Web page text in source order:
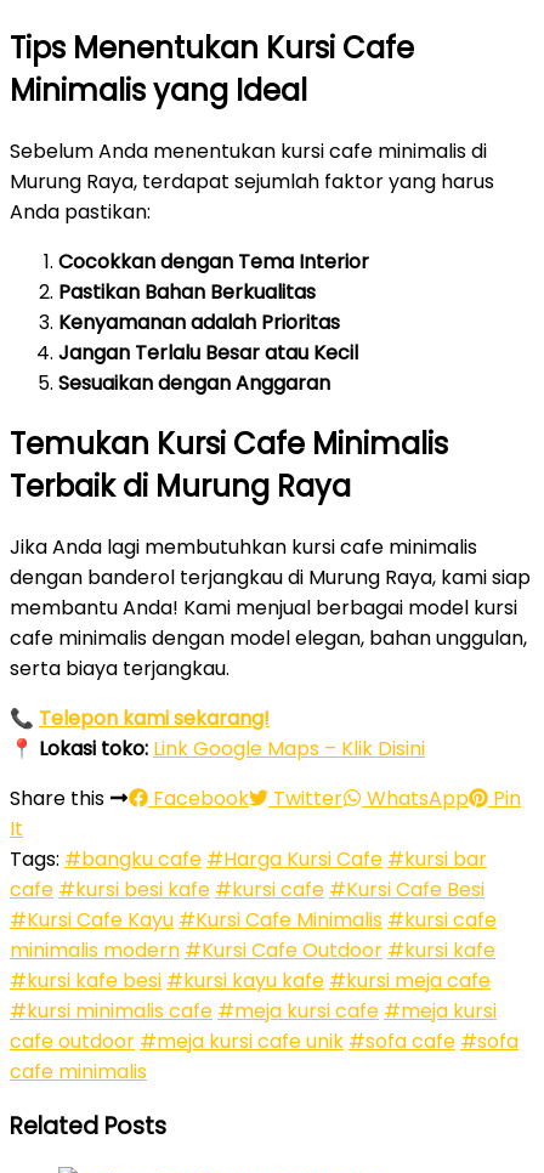
Tips Menentukan Kursi Cafe
Minimalis yang Ideal
Sebelum Anda menentukan kursi cafe minimalis di
Murung Raya, terdapat sejumlah faktor yang harus
Anda pastikan:
Cocokkan dengan Tema Interior
Pastikan Bahan Berkualitas
Kenyamanan adalah Prioritas
Jangan Terlalu Besar atau Kecil
Sesuaikan dengan Anggaran
Temukan Kursi Cafe Minimalis
Terbaik di Murung Raya
Jika Anda lagi membutuhkan kursi cafe minimalis
dengan banderol terjangkau di Murung Raya, kami siap
membantu Anda! Kami menjual berbagai model kursi
cafe minimalis dengan model elegan, bahan unggulan,
serta biaya terjangkau.
📞 Telepon kami sekarang!
📍 Lokasi toko: Link Google Maps – Klik Disini
Share this
Facebook Twitter WhatsApp
Pin
It
Tags: #bangku cafe #Harga Kursi Cafe #kursi bar
cafe #kursi besi kafe #kursi cafe #Kursi Cafe Besi
#Kursi Cafe Kayu #Kursi Cafe Minimalis #kursi cafe
minimalis modern #Kursi Cafe Outdoor #kursi kafe
#kursi kafe besi #kursi kayu kafe #kursi meja cafe
#kursi minimalis cafe #meja kursi cafe #meja kursi
cafe outdoor #meja kursi cafe unik #sofa cafe #sofa
cafe minimalis
Related Posts